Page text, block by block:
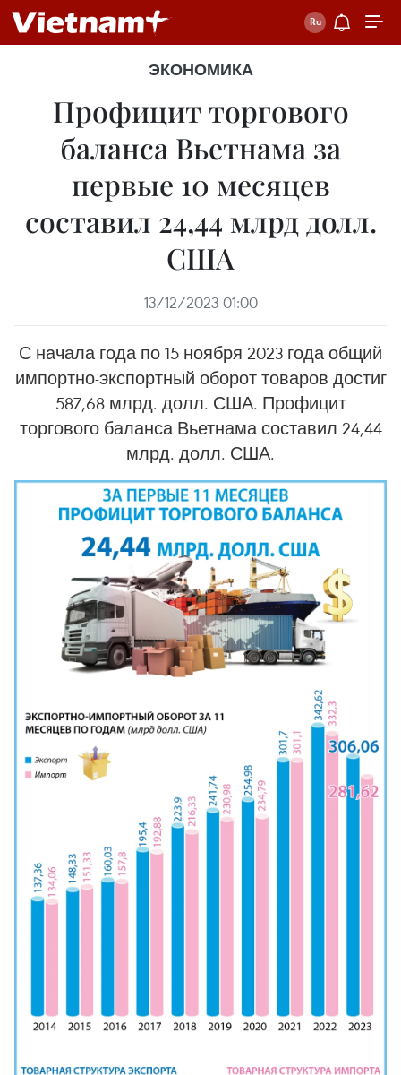
ЭКОНОМИКА
Профицит торгового
баланса Вьетнама за
первые 10 месяцев
составил 24,44 млрд долл.
США
13/12/2023 01:00
С начала года по 15 ноября 2023 года общий
импортно-экспортный оборот товаров достиг
587,68 млрд. долл. США. Профицит
торгового баланса Вьетнама составил 24,44
млрд. долл. США.